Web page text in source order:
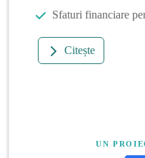
Sfaturi financiare
Citește
UN